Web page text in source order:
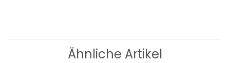
Ähnliche Artikel